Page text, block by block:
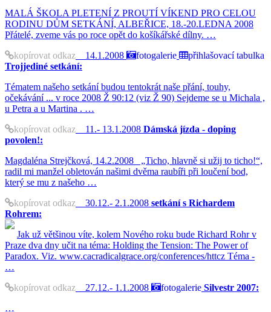
MALÁ ŠKOLA PLETENÍ Z PROUTÍ VÍKEND PRO CELOU
RODINU DŮM SETKÁNÍ, ALBEŘICE, 18.-20.LEDNA 2008
Přátelé, zveme vás po roce opět do košíkářské dílny. …
kopírovat odkaz 14.1.2008 fotogalerie přihlašovací tabulka
Trojjediné setkání:
Tématem našeho setkání budou tentokrát naše přání, touhy,
očekávání ... v roce 2008 Ž 90:12 (viz Ž 90) Sejdeme se u Michala ,
u Petra a u Martina . …
kopírovat odkaz 11.- 13.1.2008 Dámská jízda - doping
povolen!:
Magdaléna Strejčková, 14.2.2008 „Ticho, hlavně si užij to ticho!“,
radil mi manžel obletován našimi dvěma raubíři při loučení bod,
který se mu z našeho …
kopírovat odkaz 30.12.- 2.1.2008 setkání s Richardem
Rohrem:
Jak už většinou víte, kolem Nového roku bude Richard Rohr v
Praze dva dny učit na téma: Holding the Tension: The Power of
Paradox. Viz. www.cacradicalgrace.org/conferences/httcz Téma -
…
kopírovat odkaz 27.12.- 1.1.2008 fotogalerie Silvestr 2007:
…